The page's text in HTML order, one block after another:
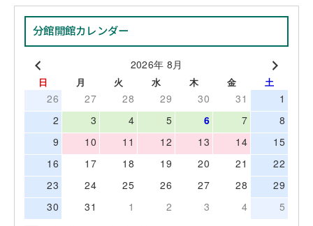
分館開館カレンダー
2026年 8月
日 月 火 水 木 金 土
26 27 28 29 30 31
1
2
3 4 5 6 7
8
9
10 11 12 13 14
15
16
17 18 19 20 21
22
23
24 25 26 27 28
29
30
31 1 2 3 4 5